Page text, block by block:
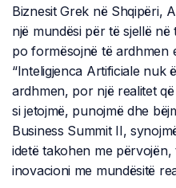
Biznesit Grek në Shqipëri,
një mundësi për të sjellë
po formësojnë të ardhmen
“Inteligjenca Artificiale nuk
ardhmen, por një realitet
si jetojmë, punojmë dhe
Business Summit II,
idetë takohen me
inovacioni me mundësitë